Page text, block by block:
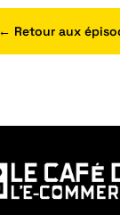
← Retour aux